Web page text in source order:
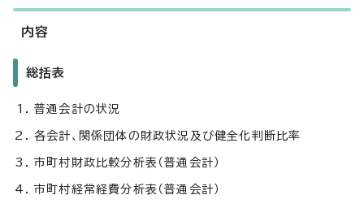
内容
総括表
普通会計の状況
各会計、関係団体の財政状況及び健全化判断比率
市町村財政比較分析表（普通会計）
市町村経常経費分析表（普通会計）